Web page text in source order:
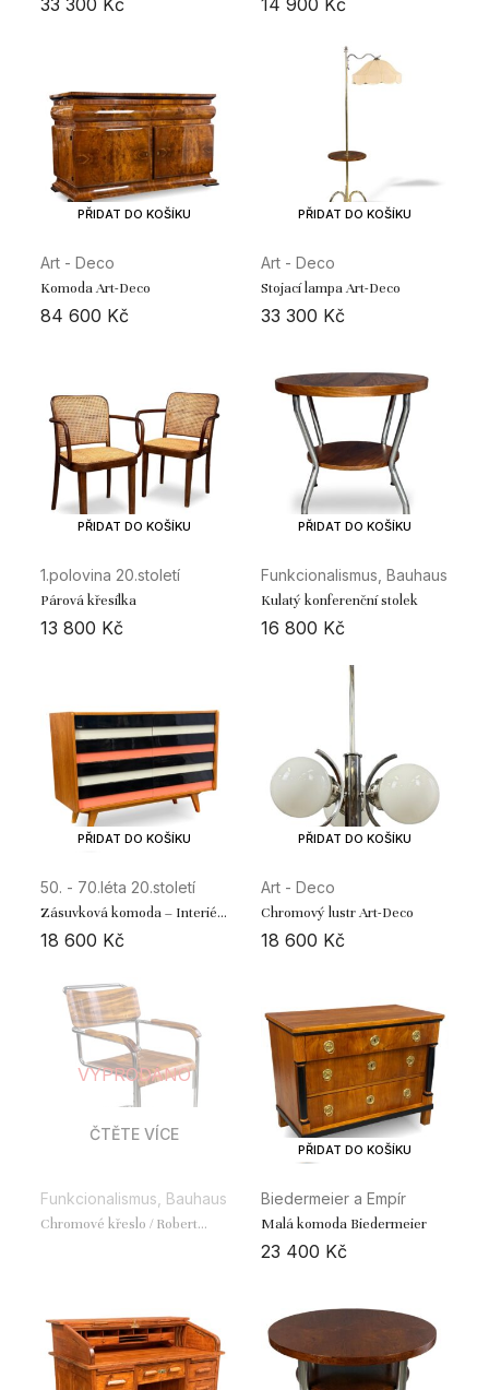
PŘIDAT DO KOŠÍKU
Art - Deco
Komoda Art-Deco
84 600 Kč
PŘIDAT DO KOŠÍKU
Art - Deco
Stojací lampa Art-Deco
33 300 Kč
PŘIDAT DO KOŠÍKU
1.polovina 20.století
Párová křesílka
13 800 Kč
PŘIDAT DO KOŠÍKU
Funkcionalismus, Bauhaus
Kulatý konferenční stolek
16 800 Kč
PŘIDAT DO KOŠÍKU
50. - 70.léta 20.století
Zásuvková komoda – Interiér
Praha / J. Jiroutek
18 600 Kč
PŘIDAT DO KOŠÍKU
Art - Deco
Chromový lustr Art-Deco
18 600 Kč
VYPRODÁNO
ČTĚTE VÍCE
Funkcionalismus, Bauhaus
Chromové křeslo / Robert
PŘIDAT DO KOŠÍKU
Biedermeier a Empír
Malá komoda Biedermeier
23 400 Kč